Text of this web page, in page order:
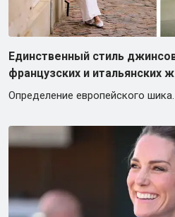
Единственный стиль
французских и итальянских
Определение европейского шика.